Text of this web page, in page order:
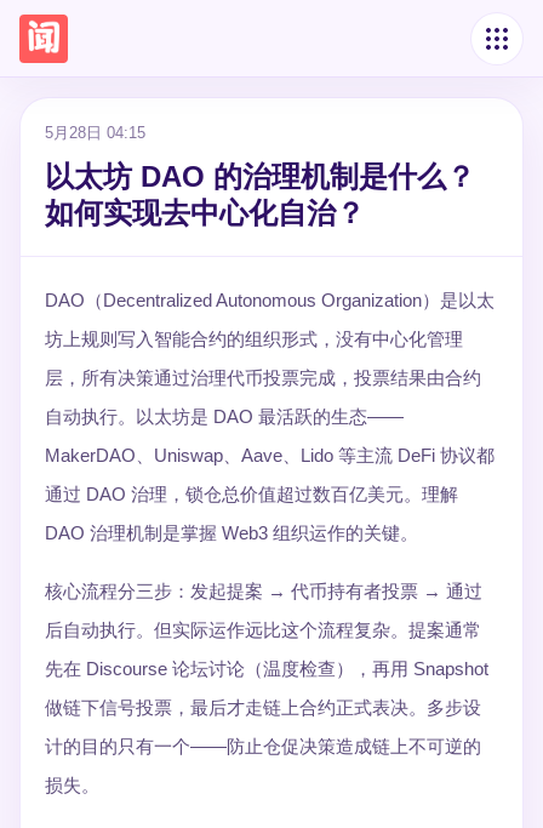
5月28日 04:15
以太坊 DAO 的治理机制是什么？
如何实现去中心化自治？
DAO（Decentralized Autonomous Organization）是以太
坊上规则写入智能合约的组织形式，没有中心化管理
层，所有决策通过治理代币投票完成，投票结果由合约
自动执行。以太坊是 DAO 最活跃的生态——
MakerDAO、Uniswap、Aave、Lido 等主流 DeFi 协议都
通过 DAO 治理，锁仓总价值超过数百亿美元。理解
DAO 治理机制是掌握 Web3 组织运作的关键。
核心流程分三步：发起提案 → 代币持有者投票 → 通过
后自动执行。但实际运作远比这个流程复杂。提案通常
先在 Discourse 论坛讨论（温度检查），再用 Snapshot
做链下信号投票，最后才走链上合约正式表决。多步设
计的目的只有一个——防止仓促决策造成链上不可逆的
损失。